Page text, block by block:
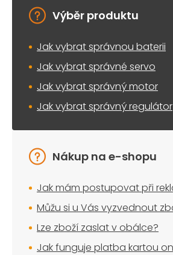
Výběr produktu
Jak vybrat správnou baterii
Jak vybrat správné servo
Jak vybrat správný motor
Jak vybrat správný regulátor
Nákup na e-shopu
Jak mám postupovat při
Můžu si u Vás vyzvednout
Lze zboží zaslat v obálce?
Jak funguje platba kartou